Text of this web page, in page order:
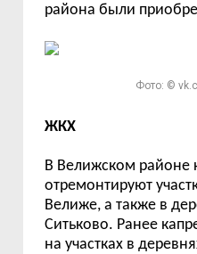
района были
Фото: ©
ЖКХ
В Велижском районе
отремонтируют
Велиже, а также в
Ситьково. Ранее
на участках в